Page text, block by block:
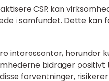
CSR kan
i samfundet. Dette kan
interessenter, herunder
bidrager positivt
forventninger,